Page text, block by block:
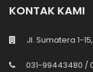
KONTAK KAMI
Jl. Sumatera 1-
031-99443480 /